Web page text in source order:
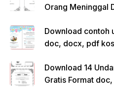
Orang Meninggal
Download contoh
doc, docx, pdf
Download 14
Gratis Format